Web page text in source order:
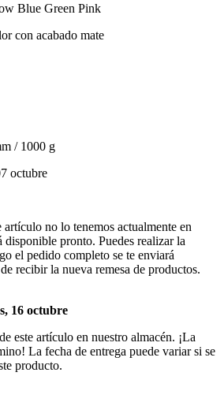
Blue Green Pink
con acabado mate
/ 1000 g
octubre
artículo no lo tenemos actualmente en
disponible pronto. Puedes realizar la
el pedido completo se te enviará
recibir la nueva remesa de productos.
16 octubre
este artículo en nuestro almacén. ¡La
La fecha de entrega puede variar si se
producto.